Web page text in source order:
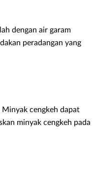
dengan air garam
peradangan yang
Minyak cengkeh dapat
minyak cengkeh pada